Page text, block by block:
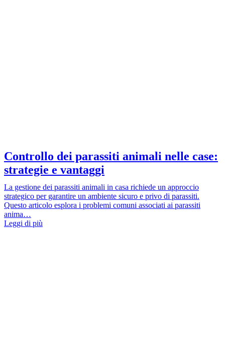
Controllo dei parassiti animali nelle case:
strategie e vantaggi
La gestione dei parassiti animali in casa richiede un approccio
strategico per garantire un ambiente sicuro e privo di parassiti.
Questo articolo esplora i problemi comuni associati ai parassiti
anima…
Leggi di più